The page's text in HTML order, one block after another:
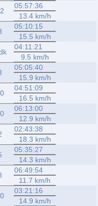
05:57:36
13.4 km/h
05:10:15
15.5 km/h
04:11:21
9.5 km/h
05:05:40
15.9 km/h
04:51:09
16.5 km/h
06:13:00
12.9 km/h
02:43:38
18.3 km/h
05:35:27
14.3 km/h
06:49:54
11.7 km/h
03:21:16
14.9 km/h